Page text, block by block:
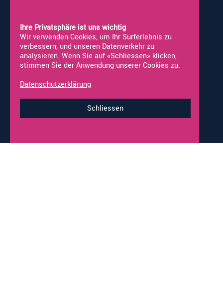
Vermietung
Neufahrzeuge
Occasionen
Impressum & Datenschutz
Ihre Privatsphäre ist uns wichtig
Wir verwenden Cookies, um Ihr Surferlebnis zu
verbessern, und unseren Datenverkehr zu
analysieren. Wenn Sie auf «Schliessen» klicken,
stimmen Sie der Anwendung unserer Cookies zu.
Datenschutzerklärung
Schliessen